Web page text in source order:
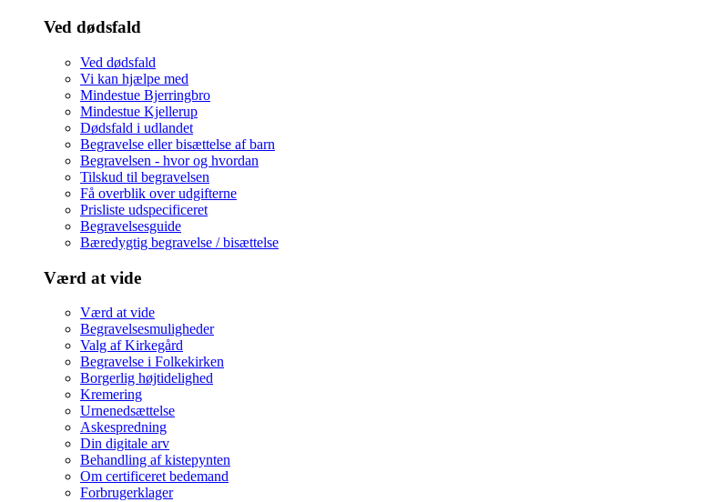
Ved dødsfald
Ved dødsfald
Vi kan hjælpe med
Mindestue Bjerringbro
Mindestue Kjellerup
Dødsfald i udlandet
Begravelse eller bisættelse af barn
Begravelsen - hvor og hvordan
Tilskud til begravelsen
Få overblik over udgifterne
Prisliste udspecificeret
Begravelsesguide
Bæredygtig begravelse / bisættelse
Værd at vide
Værd at vide
Begravelsesmuligheder
Valg af Kirkegård
Begravelse i Folkekirken
Borgerlig højtidelighed
Kremering
Urnenedsættelse
Askespredning
Din digitale arv
Behandling af kistepynten
Om certificeret bedemand
Forbrugerklager